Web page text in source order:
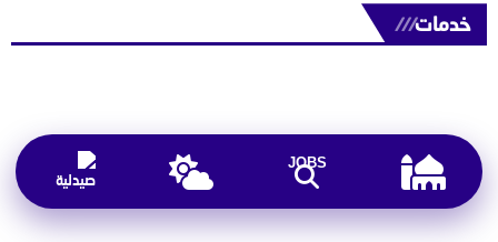
خدمات///
JOBS